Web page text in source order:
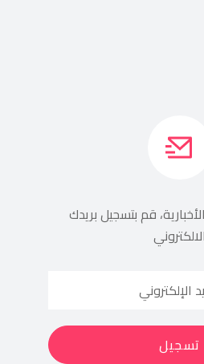
قم بتسجيل بريدك
الالكتروني